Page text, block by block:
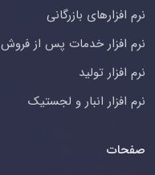
نرم افزارهای بازرگانی
نرم افزار خدمات پس از فروش
نرم افزار تولید
نرم افزار انبار و لجستیک
صفحات